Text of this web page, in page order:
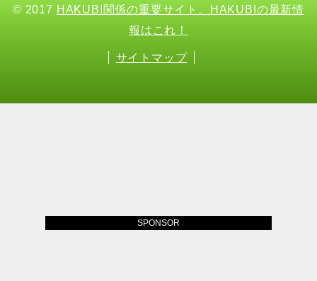
© 2017 HAKUBI関係の重要サイト。HAKUBIの最新情
報はこれ！
サイトマップ
SPONSOR